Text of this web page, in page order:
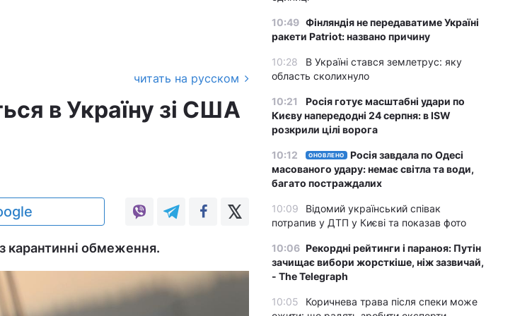
читать на русском
в Україну зі США
карантинні обмеження.
10:49 Фінляндія не передаватиме Україні
ракети Patriot: названо причину
10:28
В Україні стався землетрус: яку
область сколихнуло
10:21
Росія готує масштабні удари по
Києву напередодні 24 серпня: в ISW
розкрили цілі ворога
10:12 ОНОВЛЕНО
Росія завдала по Одесі
масованого удару: немає світла та води,
багато постраждалих
10:09
Відомий український співак
потрапив у ДТП у Києві та показав фото
10:06 Рекордні рейтинги і параноя: Путін
зачищає вибори жорсткіше, ніж зазвичай,
- The Telegraph
10:05
Коричнева трава після спеки може